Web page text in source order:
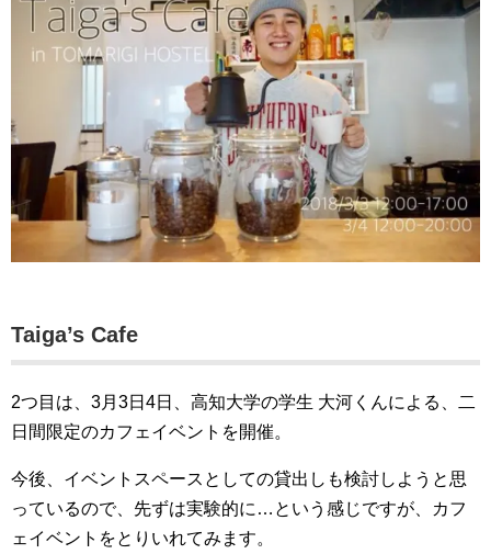
Taiga’s Cafe
2つ目は、3月3日4日、高知大学の学生 大河くんによる、二
日間限定のカフェイベントを開催。
今後、イベントスペースとしての貸出しも検討しようと思
っているので、先ずは実験的に…という感じですが、カフ
ェイベントをとりいれてみます。